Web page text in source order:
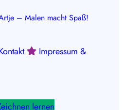
– Malen macht Spaß!
Impressum &
lernen